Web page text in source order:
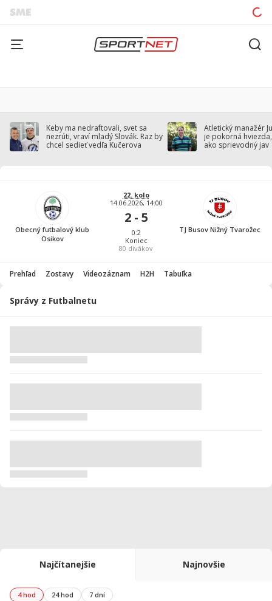
Keby ma nedraftovali, svet sa
nezrúti, vraví mladý Slovák. Raz by
chcel sedieť vedľa Kučerova
Atletický manažér
je pokorná
ako sprievodný jav
Obecný futbalový klub
Osikov
22. kolo
14.06.2026, 14:00
2 - 5
0:2
Koniec
80 divákov
TJ Busov Nižný Tvarožec
Prehľad Zostavy Videozáznam H2H Tabuľka
Správy z Futbalnetu
Najčítanejšie Najnovšie
4 hod 24 hod 7 dní